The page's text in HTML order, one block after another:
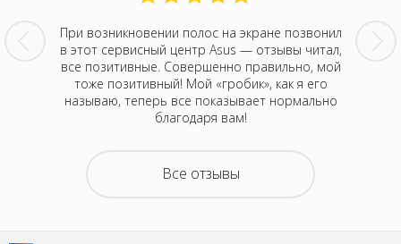
раз
При возникновении полос на экране позвонил
в этот сервисный центр Asus — отзывы читал,
все позитивные. Совершенно правильно, мой
тоже позитивный! Мой «гробик», как я его
называю, теперь все показывает нормально
благодаря вам!
Мой
Все отзывы